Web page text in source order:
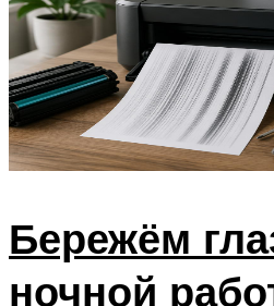
Бережём
ночной